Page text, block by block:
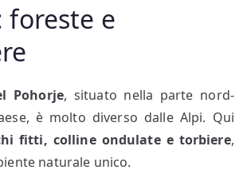
foreste e
Pohorje, situato nella parte nord-
è molto diverso dalle Alpi. Qui
fitti, colline ondulate e torbiere,
naturale unico.